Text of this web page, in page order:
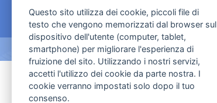
Questo sito utilizza dei cookie, piccoli file di
testo che vengono memorizzati dal browser sul
dispositivo dell'utente (computer, tablet,
smartphone) per migliorare l'esperienza di
fruizione del sito. Utilizzando i nostri servizi,
accetti l'utilizzo dei cookie da parte nostra. I
cookie verranno impostati solo dopo il tuo
consenso.